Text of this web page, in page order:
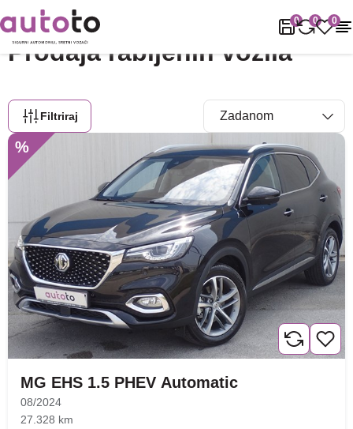
0 0 0
Naslovnica Rabljena vozila
Prodaja rabljenih vozila
Filtriraj
%
MG EHS 1.5 PHEV Automatic
08/2024
27.328 km